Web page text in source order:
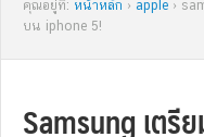
คุณอยู่ที่: หน้าหลัก › apple ›
บน iphone 5!
Samsung เตรี